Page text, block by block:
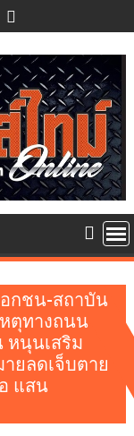
อกชน-สถาบัน
ตุทางถนน
หนุนเสริม
ยลดเจ็บตาย
แสน